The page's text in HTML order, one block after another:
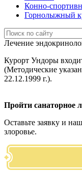
Конно-
Горнолыжный
Лечение
Курорт Ундоры
(Методические
22.12.1999 г.).
Пройти санаторное
Оставьте заявку и
злоровье.